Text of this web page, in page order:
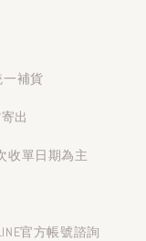
一補貨
出
收單日期為主
官方帳號諮詢